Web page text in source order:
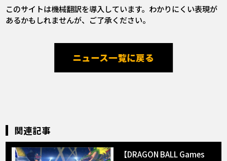
このサイトは機械翻訳を導入しています。わかりにくい表現が
あるかもしれませんが、ご了承ください。
ニュース一覧に戻る
関連記事
【DRAGON BALL Games